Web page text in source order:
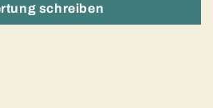
schreiben